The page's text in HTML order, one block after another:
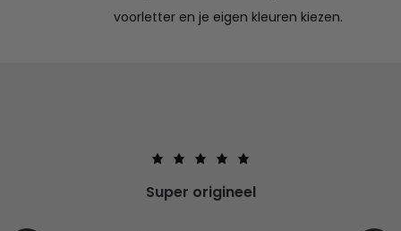
voorletter en je eigen kleuren kiezen.
Super origineel